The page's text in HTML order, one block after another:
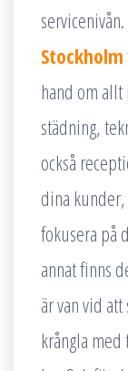
Stockholm
hand om
städning,
också
dina
fokusera på
annat finns
är van vid
krångla